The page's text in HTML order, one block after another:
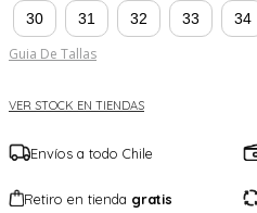
30 31 32 33 34
Guia De Tallas
VER STOCK EN TIENDAS
Envíos a todo Chile
Retiro en tienda gratis